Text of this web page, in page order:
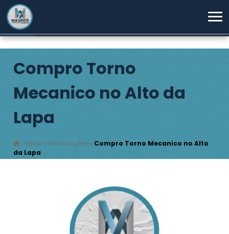
Compro Torno
Mecanico no Alto da
Lapa
Home » Informações » Compro Torno Mecanico no Alto
da Lapa